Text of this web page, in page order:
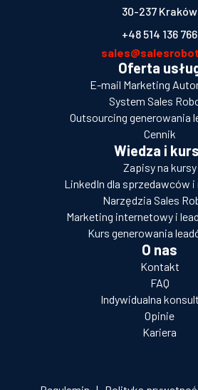
30-237 Kraków
+48 514 136 766
Oferta
E-mail Marketing
System Sales
Outsourcing generowania
Cennik
Wiedza i
Zapisy na kursy
LinkedIn dla sprzedawców
Narzędzia Sales
Marketing internetowy i
Kurs generowania
O nas
Kontakt
FAQ
Indywidualna
Opinie
Kariera